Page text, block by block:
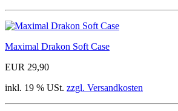
Maximal Drakon Soft Case
EUR 29,90
inkl. 19 % USt. zzgl. Versandkosten